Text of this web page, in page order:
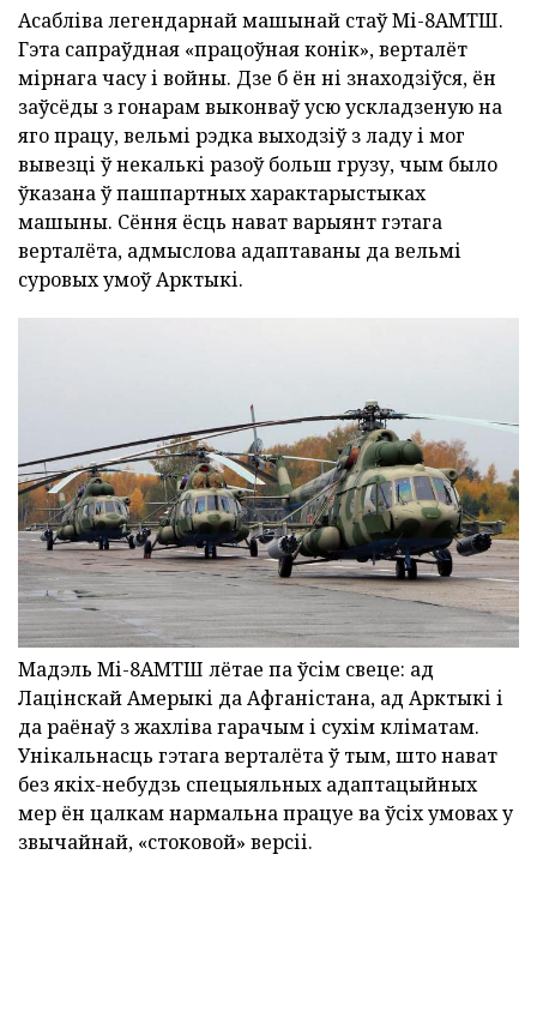
Асабліва легендарнай машынай стаў Мі-8АМТШ.
Гэта сапраўдная «працоўная конік», верталёт
мірнага часу і войны. Дзе б ён ні знаходзіўся, ён
заўсёды з гонарам выконваў усю ускладзеную на
яго працу, вельмі рэдка выходзіў з ладу і мог
вывезці ў некалькі разоў больш грузу, чым было
ўказана ў пашпартных характарыстыках
машыны. Сёння ёсць нават варыянт гэтага
верталёта, адмыслова адаптаваны да вельмі
суровых умоў Арктыкі.
Мадэль Мі-8АМТШ лётае па ўсім свеце: ад
Лацінскай Амерыкі да Афганістана, ад Арктыкі і
да раёнаў з жахліва гарачым і сухім кліматам.
Унікальнасць гэтага верталёта ў тым, што нават
без якіх-небудзь спецыяльных адаптацыйных
мер ён цалкам нармальна працуе ва ўсіх умовах у
звычайнай, «стоковой» версіі.